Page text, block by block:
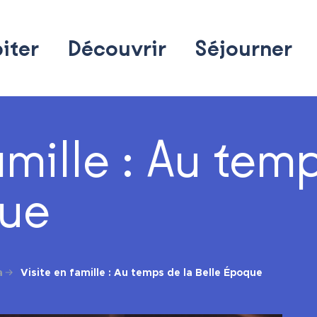
Découvrir Séjourner
: Au
Visite en famille : Au temps de la Belle Époque